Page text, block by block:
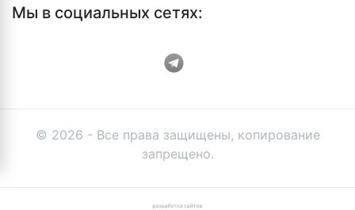
Мы в социальных сетях:
© 2026 - Все права защищены, копирование
запрещено.